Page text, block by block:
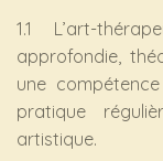
1.1 L’art-
approfondie,
une
pratique
artistique.